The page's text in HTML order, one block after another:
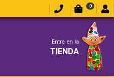
0
Entra en la
TIENDA